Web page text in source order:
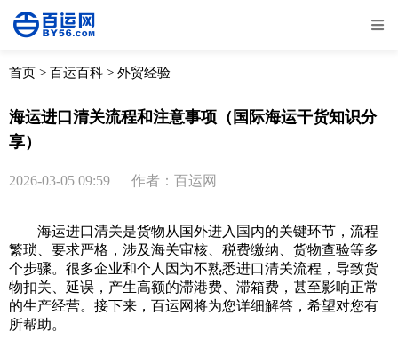
全部 物流资讯
首页 > 百运百科 > 外贸经验
海运进口清关流程和注意事项（国际海运干货知识分
享）
2026-03-05 09:59 作者：百运网
海运进口清关是货物从国外进入国内的关键环节，流程
繁琐、要求严格，涉及海关审核、税费缴纳、货物查验等多
个步骤。很多企业和个人因为不熟悉进口清关流程，导致货
物扣关、延误，产生高额的滞港费、滞箱费，甚至影响正常
的生产经营。接下来，百运网将为您详细解答，希望对您有
所帮助。